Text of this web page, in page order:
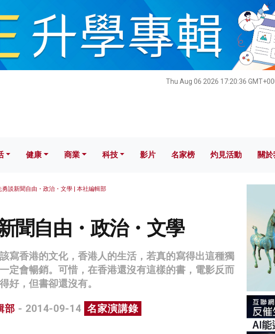
Thu Aug 06 2026 17:20:38
健康 科技 影片 名家榜 灼見活動
健康 商業 科技 影片 名家榜 灼見活動 關
勇談新聞自由・政治・文學 | 本社編輯部
聞自由・政治・文學
寫香港的文化，香港人的生活，若真的寫得出這種獨
定會暢銷。可惜，在香港還沒有這樣的書，電影反而
好，但書卻還沒有。
部 - 2014-09-14 名家演講錄